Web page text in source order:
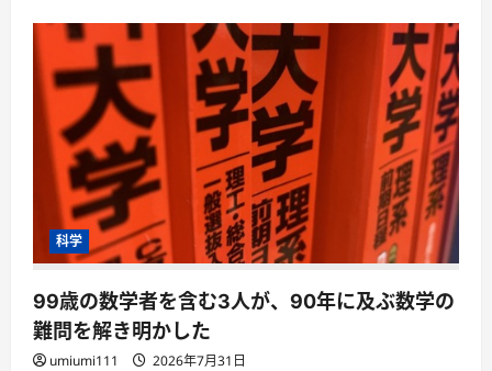
科学
99歳の数学者を含む3人が、90年に及ぶ数学の
難問を解き明かした
umiumi111 2026年7月31日